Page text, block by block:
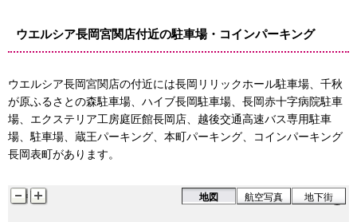
ウエルシア長岡宮関店付近の駐車場・コインパーキング
ウエルシア長岡宮関店の付近には長岡リリックホール駐車場、千秋
が原ふるさとの森駐車場、ハイブ長岡駐車場、長岡赤十字病院駐車
場、エクステリア工房庭匠館長岡店、越後交通高速バス専用駐車
場、駐車場、蔵王パーキング、本町パーキング、コインパーキング
長岡表町があります。
地図 航空写真 地下街